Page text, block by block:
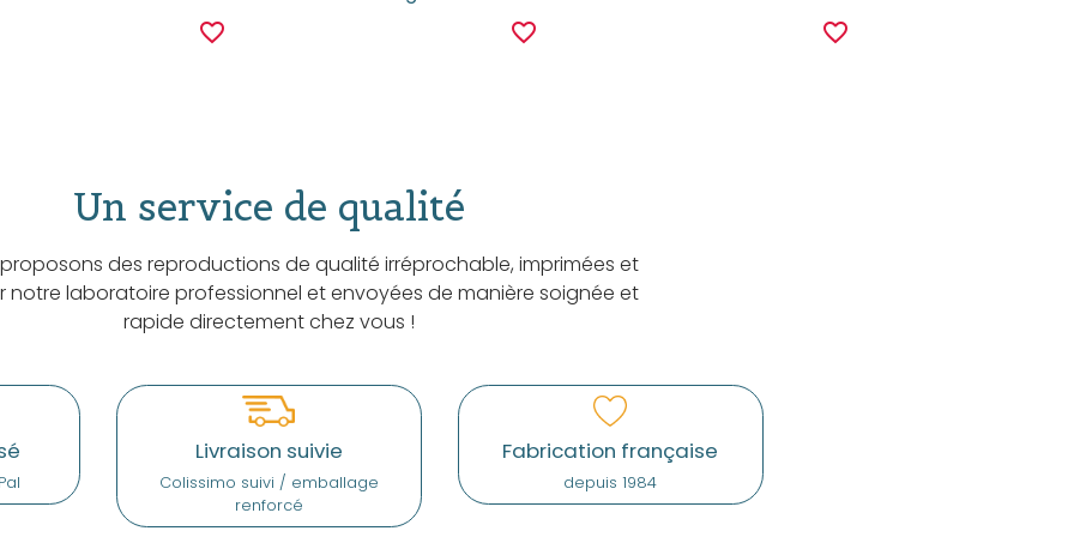
favorite_border favorite_border favorite_border
Un service de qualité
des reproductions de qualité irréprochable, imprimées et
notre laboratoire professionnel et envoyées de manière soignée et
rapide directement chez vous !
Livraison suivie
Colissimo suivi / emballage
renforcé
Fabrication française
depuis 1984